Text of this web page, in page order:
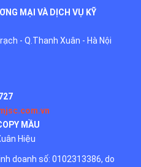
MẠI VÀ DỊCH VỤ KỸ
- Q.Thanh Xuân - Hà Nội
MẦU
Hiệu
doanh số: 0102313386, do